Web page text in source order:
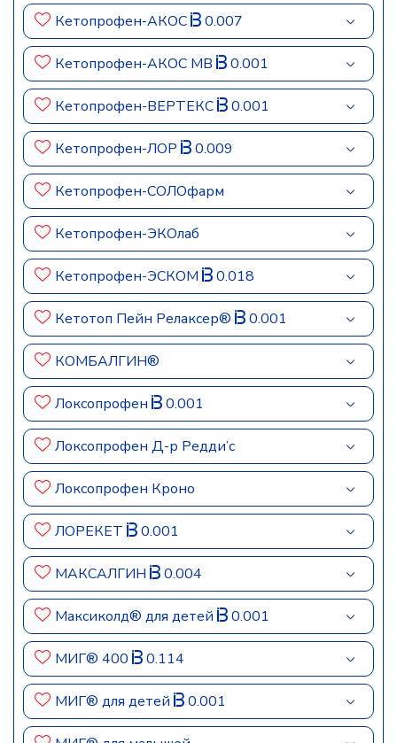
Кетопрофен-АКОС 0.007
Кетопрофен-АКОС МВ 0.001
Кетопрофен-ВЕРТЕКС 0.001
Кетопрофен-ЛОР 0.009
Кетопрофен-СОЛОфарм
Кетопрофен-ЭКОлаб
Кетопрофен-ЭСКОМ 0.018
Кетотоп Пейн Релаксер® 0.001
КОМБАЛГИН®
Локсопрофен 0.001
Локсопрофен Д-р Редди’с
Локсопрофен Кроно
ЛОРЕКЕТ 0.001
МАКСАЛГИН 0.004
Максиколд® для детей 0.001
МИГ® 400 0.114
МИГ® для детей 0.001